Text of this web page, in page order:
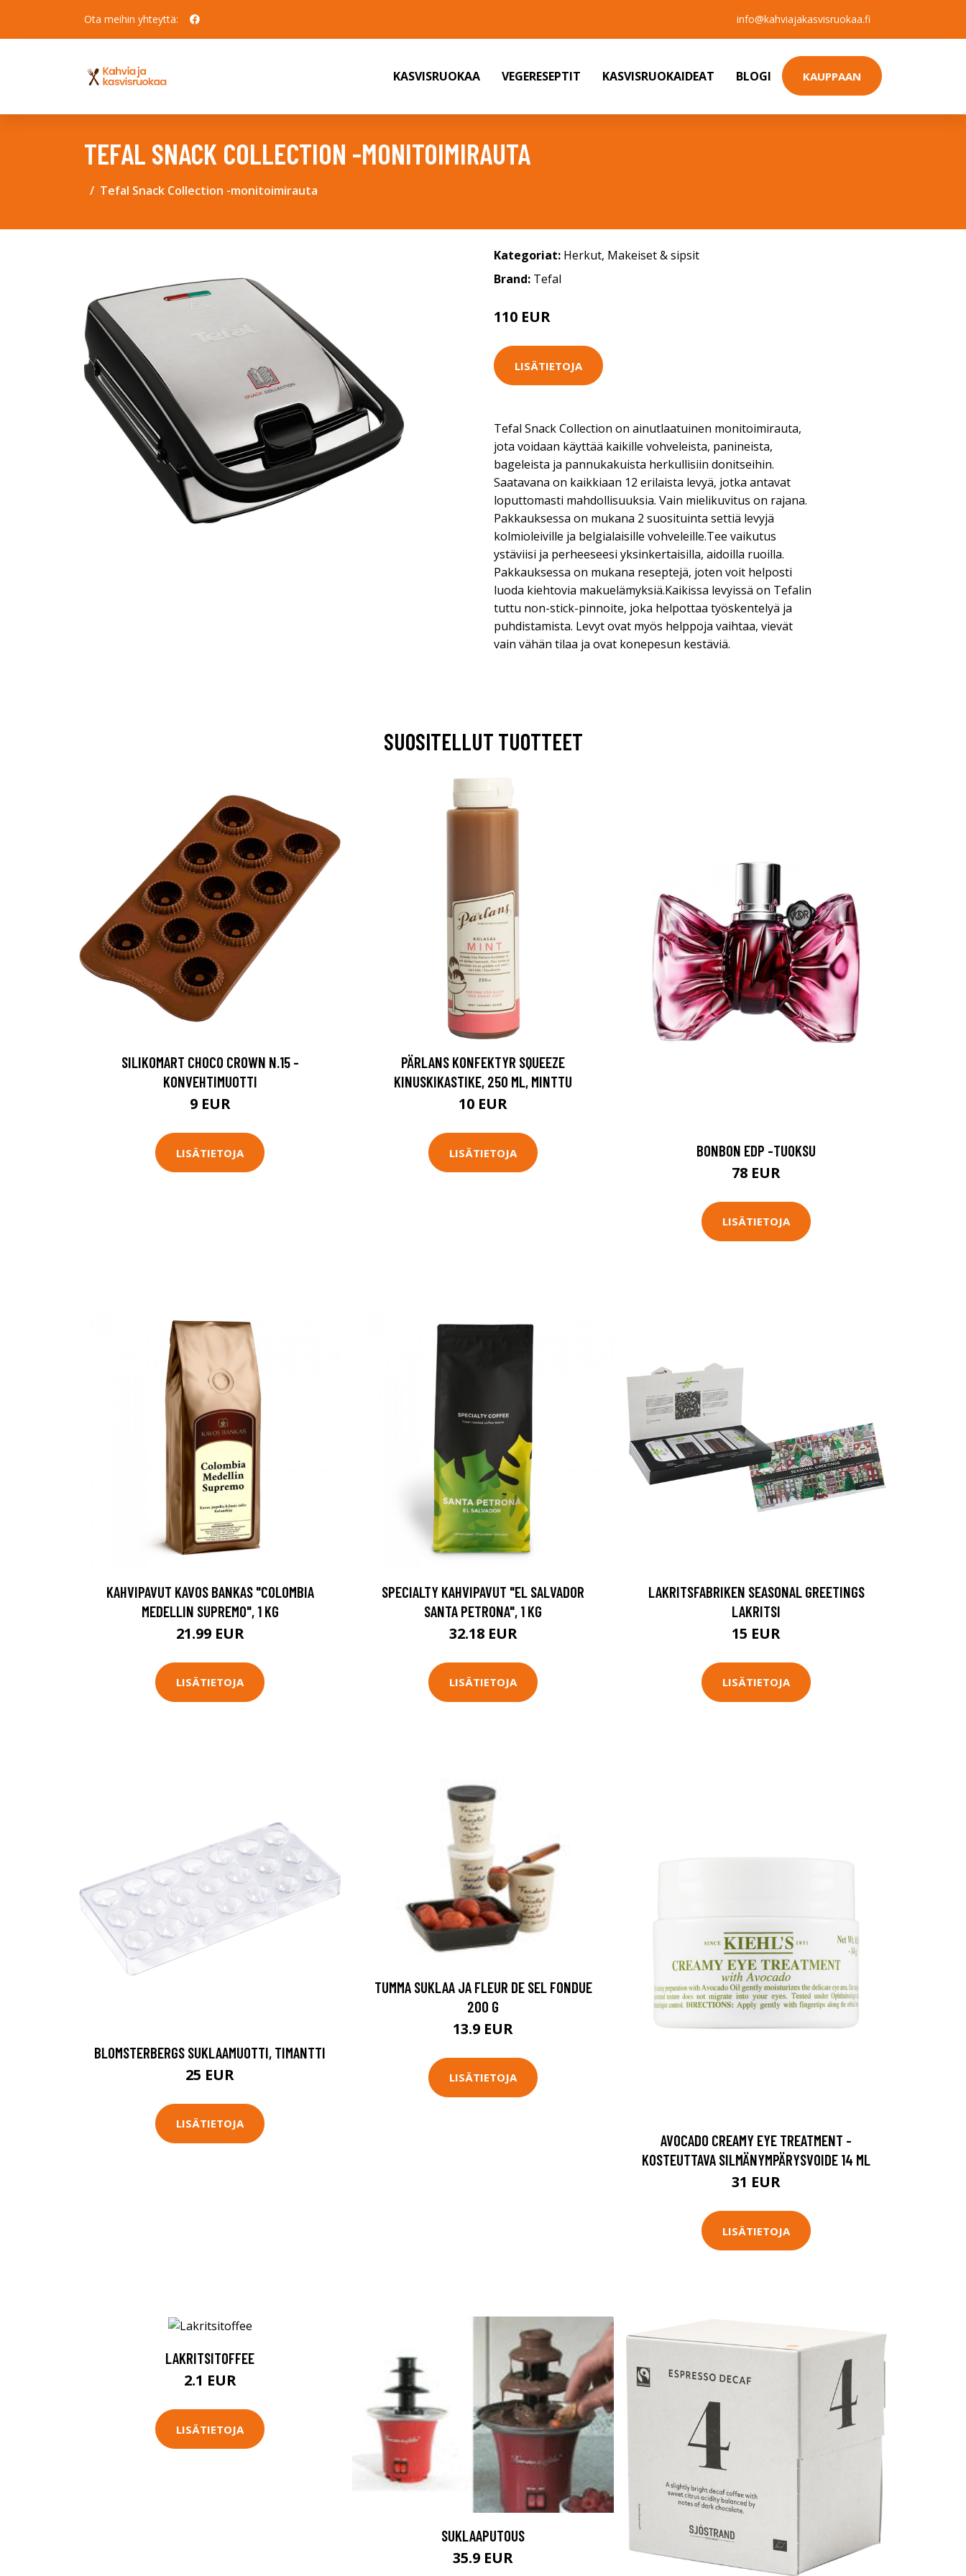
Ota meihin yhteyttä: info@kahviajakasvisruokaa.fi
KASVISRUOKAA VEGERESEPTIT KASVISRUOKAIDEAT BLOGI KAUPPAAN
TEFAL SNACK COLLECTION -MONITOIMIRAUTA
Tefal Snack Collection -monitoimirauta
Kategoriat: Herkut, Makeiset & sipsit
Brand: Tefal
110 EUR
LISÄTIETOJA
Tefal Snack Collection on ainutlaatuinen monitoimirauta,
jota voidaan käyttää kaikille vohveleista, panineista,
bageleista ja pannukakuista herkullisiin donitseihin.
Saatavana on kaikkiaan 12 erilaista levyä, jotka antavat
loputtomasti mahdollisuuksia. Vain mielikuvitus on rajana.
Pakkauksessa on mukana 2 suosituinta settiä levyjä
kolmioleiville ja belgialaisille vohveleille.Tee vaikutus
ystäviisi ja perheeseesi yksinkertaisilla, aidoilla ruoilla.
Pakkauksessa on mukana reseptejä, joten voit helposti
luoda kiehtovia makuelämyksiä.Kaikissa levyissä on Tefalin
tuttu non-stick-pinnoite, joka helpottaa työskentelyä ja
puhdistamista. Levyt ovat myös helppoja vaihtaa, vievät
vain vähän tilaa ja ovat konepesun kestäviä.
SUOSITELLUT TUOTTEET
SILIKOMART CHOCO CROWN N.15 -
KONVEHTIMUOTTI
9 EUR
LISÄTIETOJA
PÄRLANS KONFEKTYR SQUEEZE
KINUSKIKASTIKE, 250 ML, MINTTU
10 EUR
LISÄTIETOJA BONBON EDP -TUOKSU
78 EUR
LISÄTIETOJA
KAHVIPAVUT KAVOS BANKAS "COLOMBIA
MEDELLIN SUPREMO", 1 KG
21.99 EUR
LISÄTIETOJA
SPECIALTY KAHVIPAVUT "EL SALVADOR
SANTA PETRONA", 1 KG
32.18 EUR
LISÄTIETOJA
LAKRITSFABRIKEN SEASONAL GREETINGS
LAKRITSI
15 EUR
LISÄTIETOJA
BLOMSTERBERGS SUKLAAMUOTTI, TIMANTTI
25 EUR
LISÄTIETOJA
TUMMA SUKLAA JA FLEUR DE SEL FONDUE
200 G
13.9 EUR
LISÄTIETOJA
AVOCADO CREAMY EYE TREATMENT -
KOSTEUTTAVA SILMÄNYMPÄRYSVOIDE 14 ML
31 EUR
LISÄTIETOJA
LAKRITSITOFFEE
2.1 EUR
LISÄTIETOJA
SUKLAAPUTOUS
35.9 EUR